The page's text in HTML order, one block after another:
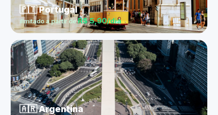
🇵🇹 Portugal
ilimitado a partir deR$ 5,90/dia
🇦🇷 Argentina